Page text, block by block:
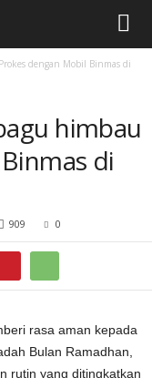
dengan Mobil Binmas di
himbau
di
909 0
rasa aman kepada
Bulan Ramadhan,
rutin yang ditingkatkan